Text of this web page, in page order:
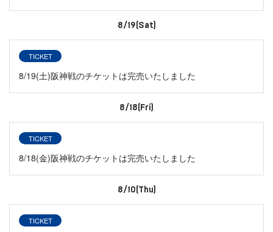
8/19(Sat)
TICKET
8/19(土)阪神戦のチケットは完売いたしました
8/18(Fri)
TICKET
8/18(金)阪神戦のチケットは完売いたしました
8/10(Thu)
TICKET